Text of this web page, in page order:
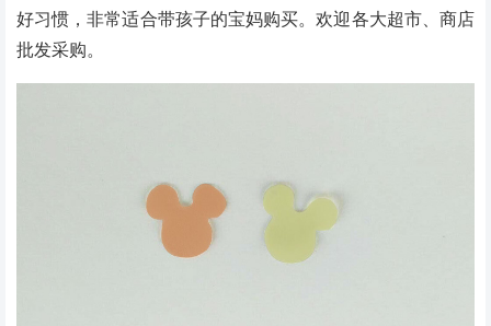
好习惯，非常适合带孩子的宝妈购买。欢迎各大超市、商店
批发采购。